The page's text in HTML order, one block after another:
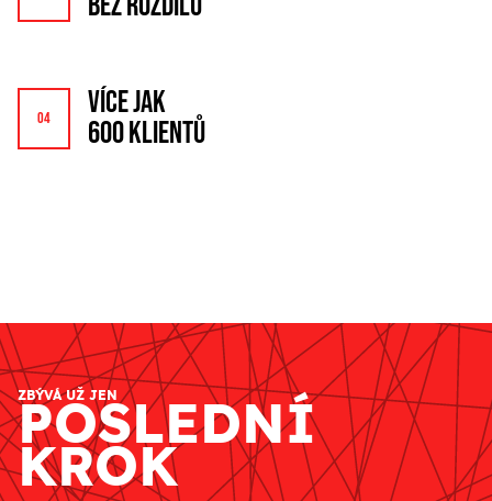
VÍCE JAK
600 KLIENTŮ
ZBÝVÁ UŽ JEN
POSLEDNÍ
KROK